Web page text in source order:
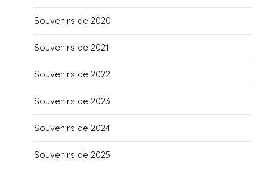
Souvenirs de 2020
Souvenirs de 2021
Souvenirs de 2022
Souvenirs de 2023
Souvenirs de 2024
Souvenirs de 2025